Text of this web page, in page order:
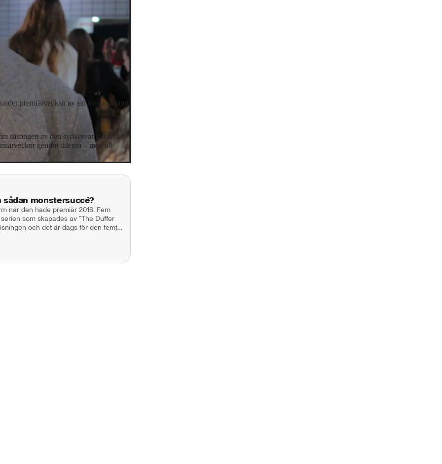
AP/TT
premiärveckan av sin första säsong
säsongen av den sydkoreanska serien
genom tiderna – med 68
monstersuccé?
när den hade premiär 2016. Fem
som skapades av ”The Duffer
och det är dags för den femte
Things har blivit en av världens
på populärkulturen, bland annat
hos publiken är skyhöga. Hur blev